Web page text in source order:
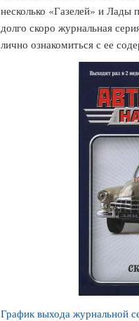
несколько «Газелей» и Лады
долго скоро журнальная
лично ознакомиться с ее
График выхода журнальной